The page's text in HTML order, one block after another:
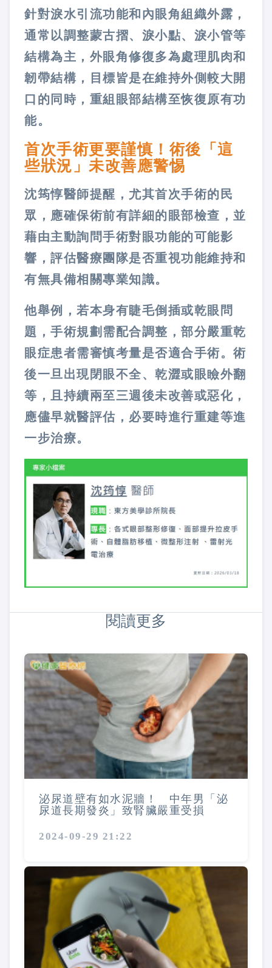
針對淚水引流功能和內眼角組織外露，
通常以調整蒙古摺、淚小點、淚小管等
結構為主，外眼角修復多為處理肌肉和
韌帶結構，目標皆是在維持外側較大開
口的同時，重組眼部結構至恢復原有功
能。
首次手術更要謹慎！術後「這
些狀況」未改善應警惕
沈筠惇醫師提醒，尤其首次手術的民
眾，應確保術前有詳細的眼部檢查，並
藉由主動詢問手術對眼功能的可能影
響，評估醫療團隊是否重視功能維持和
有無具備相關專業知識。
他舉例，若本身有睫毛倒插或乾眼問
題，手術規劃需配合調整，部分嚴重乾
眼症患者需審慎考量是否適合手術。術
後一旦出現閉眼不全、乾澀或眼瞼外翻
等，且持續兩至三週後未改善或惡化，
應儘早就醫評估，必要時進行重建等進
一步治療。
閱讀更多
泌尿道壁有如水泥牆！ 中年男「泌
尿道長期發炎」致腎臟嚴重受損
2024-09-29 21:22